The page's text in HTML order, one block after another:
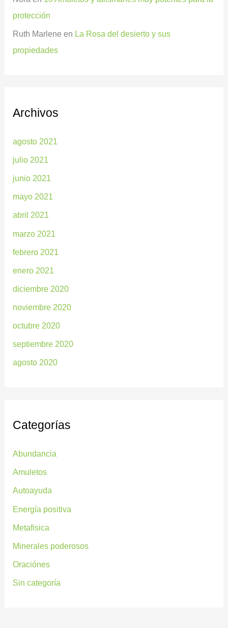
protección
Ruth Marlene en La Rosa del desierto y sus
propiedades
Archivos
agosto 2021
julio 2021
junio 2021
mayo 2021
abril 2021
marzo 2021
febrero 2021
enero 2021
diciembre 2020
noviembre 2020
octubre 2020
septiembre 2020
agosto 2020
Categorías
Abundancia
Amuletos
Autoayuda
Energía positiva
Metafisica
Minerales poderosos
Oraciónes
Sin categoría